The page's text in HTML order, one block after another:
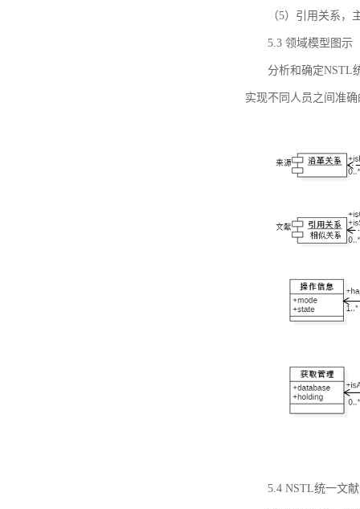
（5）引用关系，
5.3 领域模型图示
分析和确定NSTL
实现不同人员之间准
5.4 NSTL统一文